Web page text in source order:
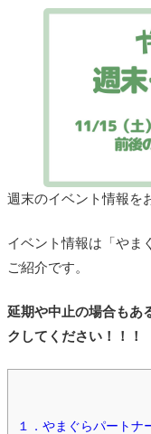
週末のイベント情報を
イベント情報は「やま
ご紹介です。
延期や中止の場合もあ
クしてください！！！
１．やまぐらパートナ